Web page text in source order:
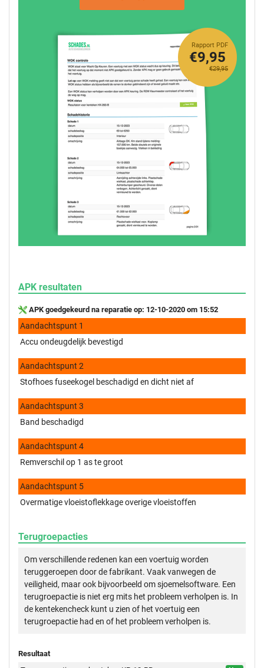
Rapport PDF
€29,95
€9,95
APK resultaten
APK goedgekeurd na reparatie op: 12-10-2020 om 15:52
Aandachtspunt 1
Accu ondeugdelijk bevestigd
Aandachtspunt 2
Stofhoes fuseekogel beschadigd en dicht niet af
Aandachtspunt 3
Band beschadigd
Aandachtspunt 4
Remverschil op 1 as te groot
Aandachtspunt 5
Overmatige vloeistoflekkage overige vloeistoffen
Terugroepacties
Om verschillende redenen kan een voertuig worden
teruggeroepen door de fabrikant. Vaak vanwegen de
veiligheid, maar ook bijvoorbeeld om sjoemelsoftware. Een
terugroepactie is niet erg mits het probleem verholpen is. In
de kentekencheck kunt u zien of het voertuig een
terugroepactie had en of het probleem verholpen is.
Resultaat